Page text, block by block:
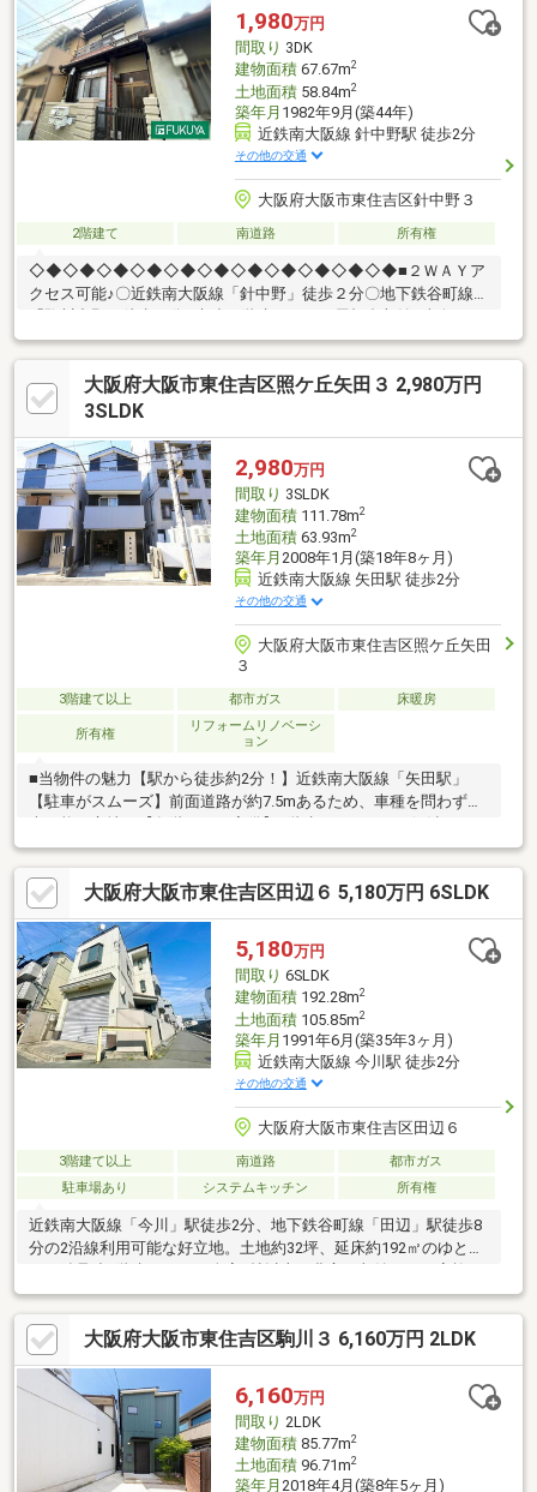
路線を使い分けでき、毎日の移動がスムーズ♪・スーパー、コンビ
ニが徒歩10分圏内に揃い、毎日のお買い物にも便利です◎
1,980万円
間取り 3DK
建物面積67.67m2
土地面積58.84m2
築年月 1982年9月(築44年)
近鉄南大阪線 針中野駅 徒歩2分
その他の交通
大阪府大阪市東住吉区針中野３
2階建て 南道路 所有権
◇◆◇◆◇◆◇◆◇◆◇◆◇◆◇◆◇◆◇◆◇◆■２ＷＡＹア
クセス可能♪〇近鉄南大阪線「針中野」徒歩２分〇地下鉄谷町線
つき日当たり良好♪■各居室収納豊富♪・スーパーやコンビニ、ド
ラッグストアなど生活に便利な施設が周辺には充実しています♪〇
KINSHO近商ストア針中野店：徒歩2分（160ｍ）〇ファミリーマ
ート近鉄針中野駅店：徒歩2分 （160ｍ）〇ドラッグコスモス駒
◇◆◇◆◇◆◇◆◇◆◇◆◇◆◇◆◇◆◇◆◇◆
大阪府大阪市東住吉区照ケ丘矢田３ 2,980万円
3SLDK
2,980万円
間取り 3SLDK
建物面積111.78m2
土地面積63.93m2
築年月 2008年1月(築18年8ヶ月)
近鉄南大阪線 矢田駅 徒歩2分
その他の交通
大阪府大阪市東住吉区照ケ丘矢田
３
3階建て以上 都市ガス 床暖房
所有権
リフォームリノベーシ
ョン
■当物件の魅力【駅から徒歩約2分！】近鉄南大阪線「矢田駅」
【駐車がスムーズ】前面道路が約7.5mあるため、車種を問わず駐
各階お手洗い有り！■安心のリフォーム履歴2024年8月：外装リフ
ォーム済（屋根、外壁、修繕工事実施）2021年7月：内装リフォ
ーム済（キッチン、浴室、独立洗面化粧台、トイレ新調）■その
他充実の設備・仕様約14帖のLDKには足元から暖かい【床暖房】
有り。家事の時短になる【食器洗い乾燥機】付きカウンターキッ
チン。家事動線が良い【水回り設備2階集結】の間取り。家計にも
優しい【オール電化住宅】
大阪府大阪市東住吉区田辺６ 5,180万円 6SLDK
5,180万円
間取り 6SLDK
建物面積192.28m2
土地面積105.85m2
築年月 1991年6月(築35年3ヶ月)
近鉄南大阪線 今川駅 徒歩2分
その他の交通
大阪府大阪市東住吉区田辺６
3階建て以上 南道路
都市ガス
駐車場あり
システムキッチン 所有権
近鉄南大阪線「今川」駅徒歩2分、地下鉄谷町線「田辺」駅徒歩8
分の2沿線利用可能な好立地。土地約32坪、延床約192㎡のゆとり
れぞれのプライベート空間もしっかり確保できます。室内リノベ
ーション・外装塗装済みで、そのまま気持ちよく新生活をスター
ト可能。2台駐車可能なルーフ付きカースペースは雨の日も安心。
南東角地につき開放感があり、民泊や収益物件としてもご検討い
ただける将来性ある一邸です。
大阪府大阪市東住吉区駒川３ 6,160万円 2LDK
6,160万円
間取り 2LDK
建物面積85.77m2
土地面積96.71m2
築年月 2018年4月(築8年5ヶ月)